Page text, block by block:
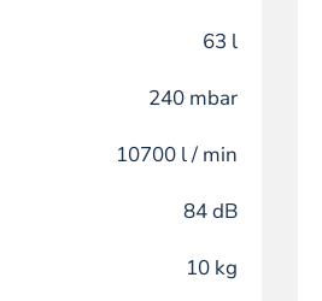
63 l
240 mbar
10700 l / min
84 dB
10 kg